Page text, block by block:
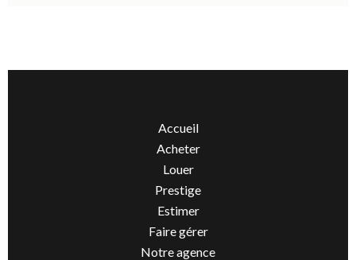
Accueil
Acheter
Louer
Prestige
Estimer
Faire gérer
Notre agence